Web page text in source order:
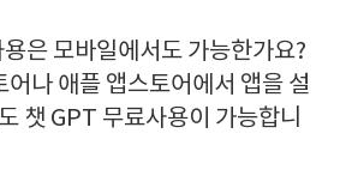
은 모바일에서도 가능한가요?
어나 애플 앱스토어에서 앱을 설
챗 GPT 무료사용이 가능합니